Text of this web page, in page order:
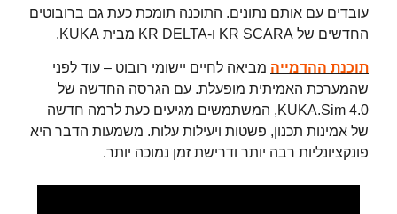
עובדים עם אותם נתונים. התוכנה תומכת כעת גם ברובוטים
החדשים של KR SCARA ו-KR DELTA מבית KUKA.
תוכנת ההדמייהמביאה לחיים יישומי רובוט – עוד לפני
שהמערכת האמיתית מופעלת. עם הגרסה החדשה של
KUKA.Sim 4.0, המשתמשים מגיעים כעת לרמה חדשה
של אמינות תכנון, פשטות ויעילות עלות. משמעות הדבר היא
פונקציונליות רבה יותר ודרישת זמן נמוכה יותר.